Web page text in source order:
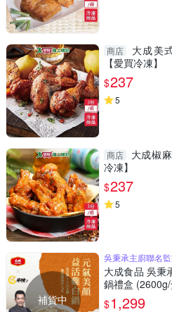
商店
大成美
【愛買冷凍】
$237
5
商店
大成椒
冷凍】
$237
5
補貨中
吳秉承主廚聯名
大成食品 吳秉
鍋禮盒
$1,299